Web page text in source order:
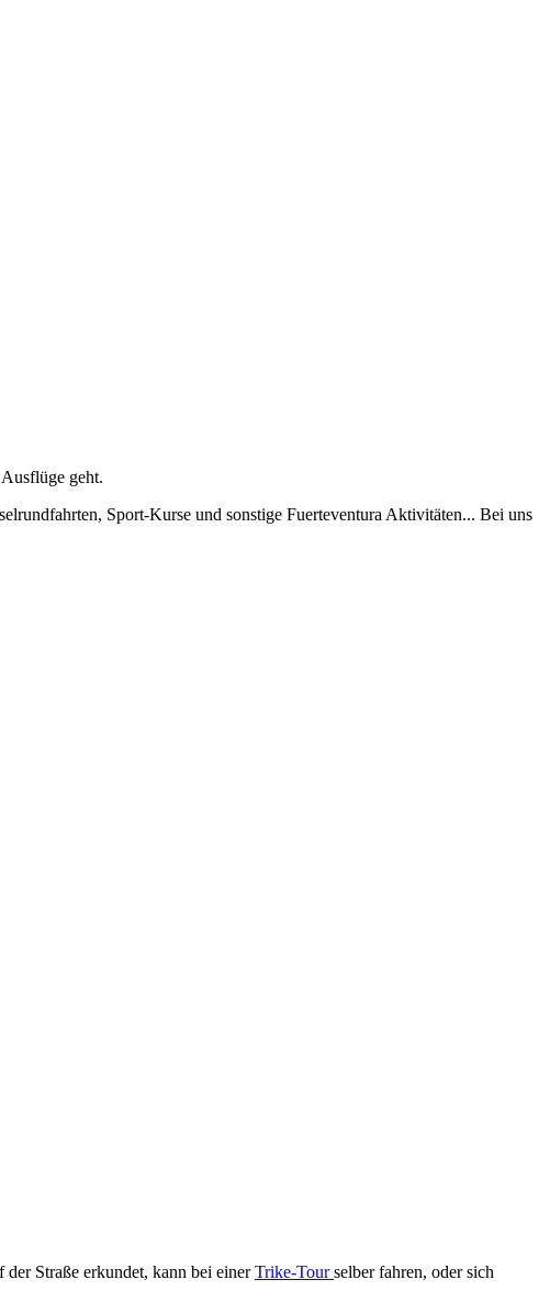
geht.
Sport-Kurse und sonstige Fuerteventura Aktivitäten... Bei uns
Straße erkundet, kann bei einerTrike-Tourselber fahren, oder sich